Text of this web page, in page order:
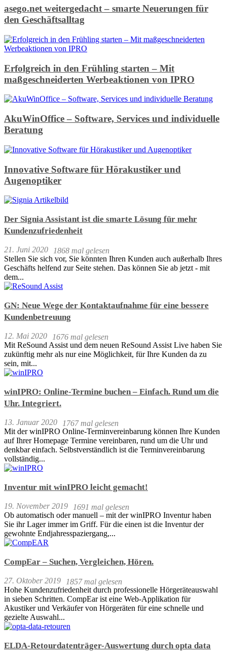
asego.net weitergedacht – smarte Neuerungen für
den Geschäftsalltag
Erfolgreich in den Frühling starten – Mit
maßgeschneiderten Werbeaktionen von IPRO
AkuWinOffice – Software, Services und individuelle
Beratung
Innovative Software für Hörakustiker und
Augenoptiker
Der Signia Assistant ist die smarte Lösung für mehr
Kundenzufriedenheit
21. Juni 2020
1868 mal gelesen
Stellen Sie sich vor, Sie könnten Ihren Kunden auch außerhalb Ihres
Geschäfts helfend zur Seite stehen. Das können Sie ab jetzt - mit
dem...
GN: Neue Wege der Kontaktaufnahme für eine bessere
Kundenbetreuung
12. Mai 2020
1676 mal gelesen
Mit ReSound Assist und dem neuen ReSound Assist Live haben Sie
zukünftig mehr als nur eine Möglichkeit, für Ihre Kunden da zu
sein, mit...
winIPRO: Online-Termine buchen – Einfach. Rund um die
Uhr. Integriert.
13. Januar 2020
1767 mal gelesen
Mit der winIPRO Online-Terminvereinbarung können Ihre Kunden
auf Ihrer Homepage Termine vereinbaren, rund um die Uhr und
denkbar einfach. Selbstverständlich ist die Terminvereinbarung
vollständig...
Inventur mit winIPRO leicht gemacht!
19. November 2019
1691 mal gelesen
Ob automatisch oder manuell – mit der winIPRO Inventur haben
Sie ihr Lager immer im Griff. Für die einen ist die Inventur der
gewohnte Endjahresspaziergang,...
CompEar – Suchen, Vergleichen, Hören.
27. Oktober 2019
1857 mal gelesen
Hohe Kundenzufriedenheit durch professionelle Hörgeräteauswahl
in sieben Schritten. CompEar ist eine Web-Applikation für
Akustiker und Verkäufer von Hörgeräten für eine schnelle und
gezielte Auswahl...
ELDA-Retourdatenträger-Auswertung durch opta data